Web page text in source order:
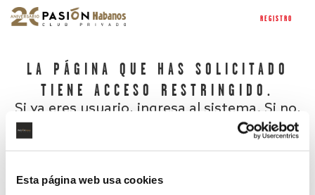
Esta página web usa cookies
REGISTRO
LA PÁGINA QUE HAS SOLICITADO
TIENE ACCESO RESTRINGIDO.
Si ya eres usuario, ingresa al sistema. Si no,